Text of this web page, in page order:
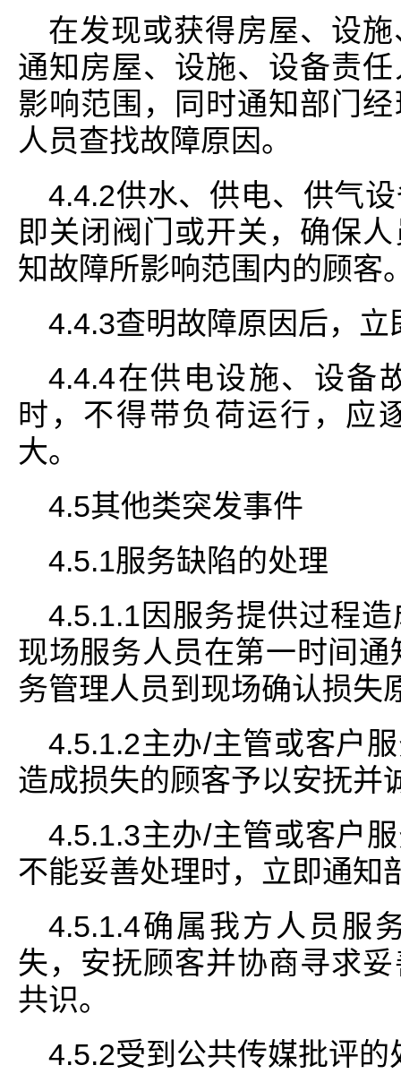
在发现或获得房屋、设
通知房屋、设施、设备责
影响范围，同时通知部门
人员查找故障原因。
4.4.2供水、供电、供气
即关闭阀门或开关，确保
知故障所影响范围内的顾客
4.4.3查明故障原因后，
4.4.4在供电设施、设备
时，不得带负荷运行，应
大。
4.5其他类突发事件
4.5.1服务缺陷的处理
4.5.1.1因服务提供过程
现场服务人员在第一时间
务管理人员到现场确认损失
4.5.1.2主办/主管或客户
造成损失的顾客予以安抚并
4.5.1.3主办/主管或客户
不能妥善处理时，立即通知
4.5.1.4确属我方人员服
失，安抚顾客并协商寻求
共识。
4.5.2受到公共传媒批评的